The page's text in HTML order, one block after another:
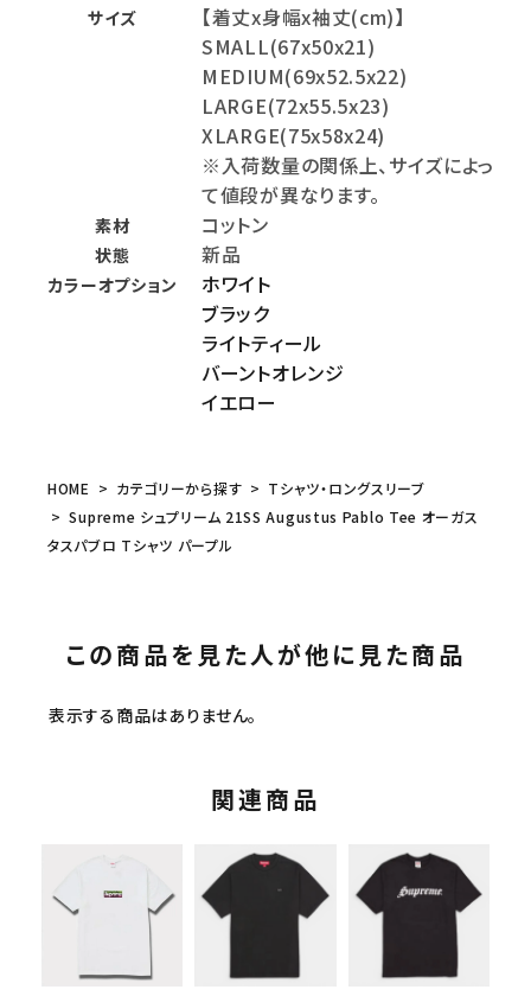
サイズ
【着丈x身幅x袖丈(cm)】
SMALL(67x50x21)
MEDIUM(69x52.5x22)
LARGE(72x55.5x23)
XLARGE(75x58x24)
※入荷数量の関係上、サイズによっ
て値段が異なります。
素材 コットン
状態 新品
カラーオプション
ホワイト
ブラック
ライトティール
バーントオレンジ
イエロー
HOME カテゴリーから探す
Tシャツ・ロングスリーブ
Supreme シュプリーム 21SS Augustus Pablo Tee オーガス
タスパブロ Tシャツ パープル
この商品を見た人が他に見た商品
表示する商品はありません。
関連商品